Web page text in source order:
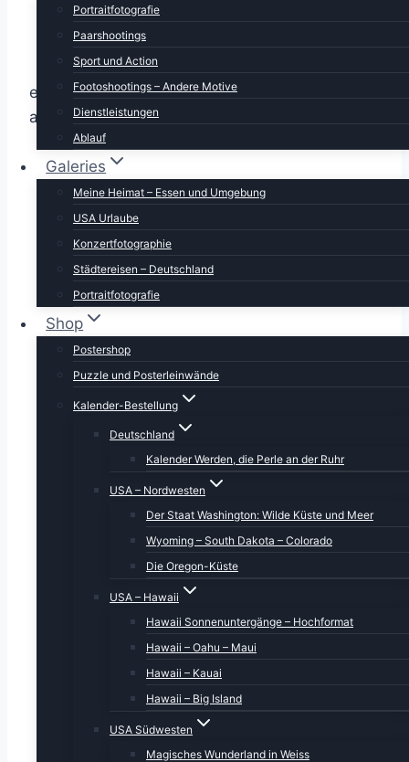
Portraitfotografie
Paarshootings
Sport und Action
Footoshootings – Andere Motive
Dienstleistungen
Ablauf
Galeries
Meine Heimat – Essen und Umgebung
USA Urlaube
Konzertfotographie
Städtereisen – Deutschland
Portraitfotografie
Shop
Postershop
Puzzle und Posterleinwände
Kalender-Bestellung
Deutschland
Kalender Werden, die Perle an der Ruhr
USA – Nordwesten
Der Staat Washington: Wilde Küste und Meer
Wyoming – South Dakota – Colorado
Die Oregon-Küste
USA – Hawaii
Hawaii Sonnenuntergänge – Hochformat
Hawaii – Oahu – Maui
Hawaii – Kauai
Hawaii – Big Island
USA Südwesten
Magisches Wunderland in Weiss
einen See und das war es im Wesentlichen
auch schon.